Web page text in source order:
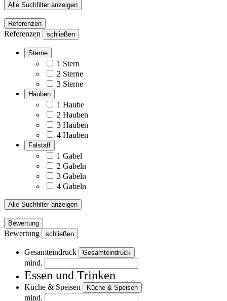
Alle Suchfilter anzeigen
Referenzen
Referenzen schließen
Sterne
1 Stern
2 Sterne
3 Sterne
Hauben
1 Haube
2 Hauben
3 Hauben
4 Hauben
Falstaff
1 Gabel
2 Gabeln
3 Gabeln
4 Gabeln
Alle Suchfilter anzeigen
Bewertung
Bewertung schließen
Gesamteindruck Gesamteindruck
mind.
Essen und Trinken
Küche & Speisen Küche & Speisen
mind.